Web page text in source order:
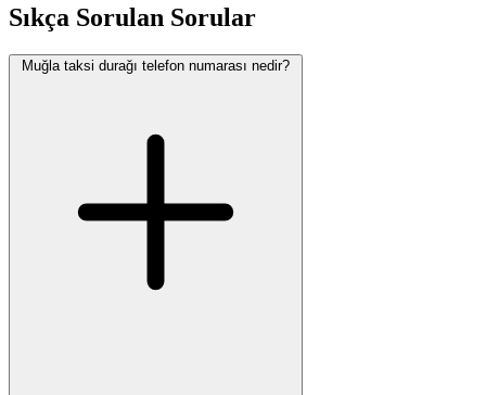
Sıkça Sorulan Sorular
Muğla taksi durağı telefon numarası nedir?